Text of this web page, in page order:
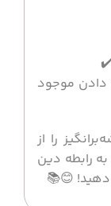
دادن موجود
را از
به رابطه دین
دهید! 😊📚